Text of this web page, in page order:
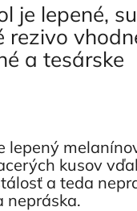
je lepené,
rezivo
a tesárske
lepený
kusov
a teda
nepráska.